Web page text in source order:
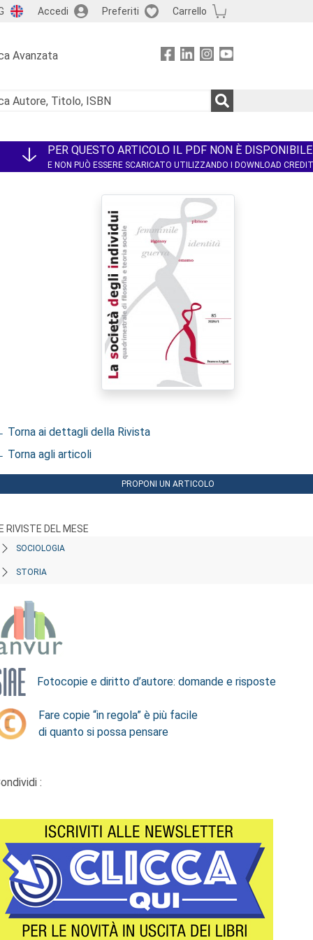
Accedi Preferiti Carrello
Avanzata
PER QUESTO ARTICOLO IL PDF NON È DISPONIBILE
E NON PUÒ ESSERE SCARICATO UTILIZZANDO I DOWNLOAD CREDIT
Torna ai dettagli della Rivista
Torna agli articoli
PROPONI UN ARTICOLO
RIVISTE DEL MESE
SOCIOLOGIA
STORIA
Fotocopie e diritto d’autore: domande e risposte
Fare copie “in regola” è più facile
di quanto si possa pensare
: